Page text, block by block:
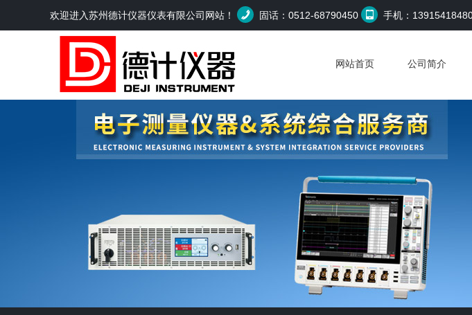
欢迎进入苏州德计仪器仪表有限公司网站！ 固话：0512-68790450 手机：
网站首页 公司简介